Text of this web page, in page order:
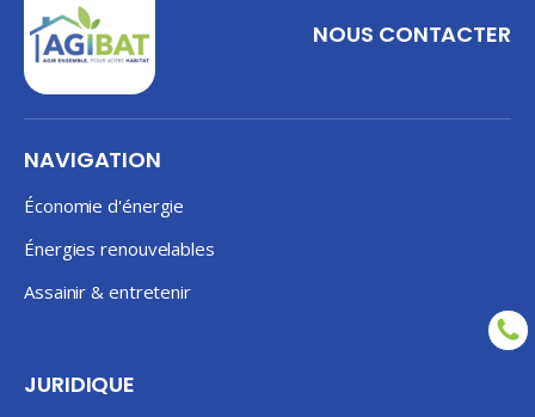
NOUS CONTACTER
NAVIGATION
Économie d'énergie
Énergies renouvelables
Assainir & entretenir
JURIDIQUE